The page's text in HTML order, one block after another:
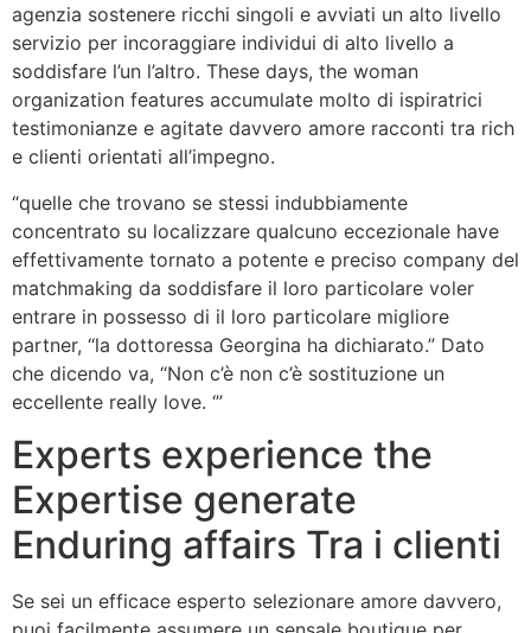
agenzia sostenere ricchi singoli e avviati un alto livello
servizio per incoraggiare individui di alto livello a
soddisfare l’un l’altro. These days, the woman
organization features accumulate molto di ispiratrici
testimonianze e agitate davvero amore racconti tra rich
e clienti orientati all’impegno.
“quelle che trovano se stessi indubbiamente
concentrato su localizzare qualcuno eccezionale have
effettivamente tornato a potente e preciso company del
matchmaking da soddisfare il loro particolare voler
entrare in possesso di il loro particolare migliore
partner, “la dottoressa Georgina ha dichiarato.” Dato
che dicendo va, “Non c’è non c’è sostituzione un
eccellente really love. ‘”
Experts experience the
Expertise generate
Enduring affairs Tra i clienti
Se sei un efficace esperto selezionare amore davvero,